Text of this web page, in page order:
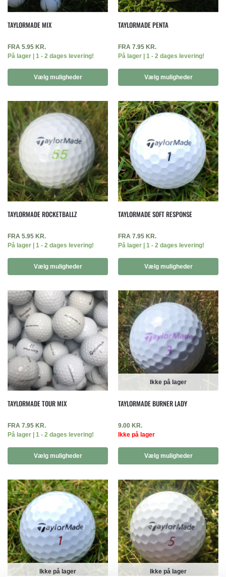
TAYLORMADE MIX
FRA 5.95 KR.
På lager | 1 - 2 dages levering!
Vælg muligheder
TAYLORMADE PENTA
FRA 7.95 KR.
På lager | 1 - 2 dages levering!
Vælg muligheder
TAYLORMADE ROCKETBALLZ
FRA 5.95 KR.
På lager | 1 - 2 dages levering!
Vælg muligheder
TAYLORMADE SOFT RESPONSE
FRA 7.95 KR.
På lager | 1 - 2 dages levering!
Vælg muligheder
TAYLORMADE TOUR MIX
FRA 7.95 KR.
På lager | 1 - 2 dages levering!
Vælg muligheder
Ikke på lager
TAYLORMADE BURNER LADY
9.00 KR.
Ikke på lager
Vælg muligheder
Ikke på lager Ikke på lager